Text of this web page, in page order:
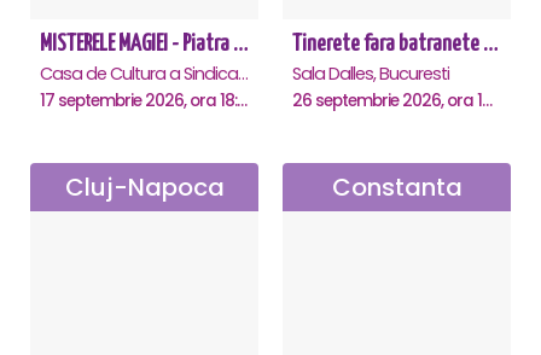
MISTERELE MAGIEI - Piatra Neamt
Casa de Cultura a Sindicatelor, Piatra-Neamt
17 septembrie 2026, ora 18:30
Tinerete fara batranete si viata fara de moarte
Sala Dalles, Bucuresti
26 septembrie 2026, ora 10:30
Cluj-Napoca Constanta